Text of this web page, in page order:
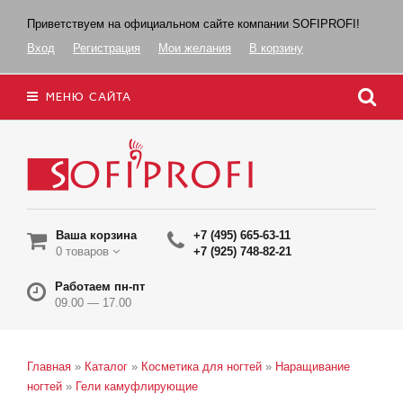
Приветствуем на официальном сайте компании SOFIPROFI!
Вход
Регистрация Мои желания В корзину
МЕНЮ САЙТА
Ваша корзина
0 товаров
+7 (495) 665-63-11
+7 (925) 748-82-21
Работаем пн-пт
09.00 — 17.00
Главная » Каталог » Косметика для ногтей » Наращивание
ногтей » Гели камуфлирующие